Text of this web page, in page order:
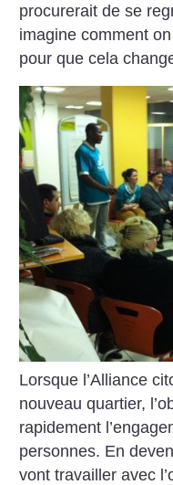
procurerait de se
imagine comment
pour que cela
Lorsque l’Alliance
nouveau quartier,
rapidement
personnes. En
vont travailler avec